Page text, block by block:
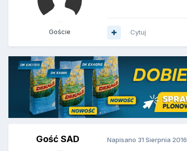
Goście Cytuj
Gość SAD Napisano 31 Sierpnia 2016